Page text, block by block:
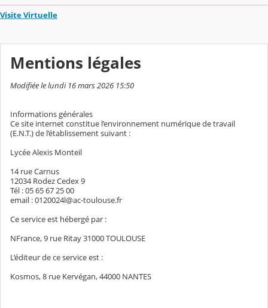
Visite Virtuelle
Mentions légales
Modifiée le lundi 16 mars 2026 15:50
Informations générales
Ce site internet constitue l’environnement numérique de travail
(E.N.T.) de l’établissement suivant :
Lycée Alexis Monteil
14 rue Carnus
12034 Rodez Cedex 9
Tél : 05 65 67 25 00
email : 0120024l@ac-toulouse.fr
Ce service est hébergé par :
NFrance, 9 rue Ritay 31000 TOULOUSE
L’éditeur de ce service est :
Kosmos, 8 rue Kervégan, 44000 NANTES